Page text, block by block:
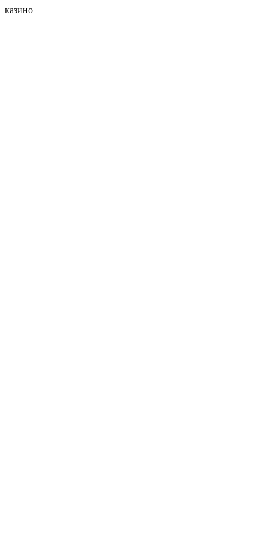
казино